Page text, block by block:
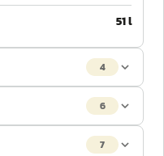
51 l
4
6
7